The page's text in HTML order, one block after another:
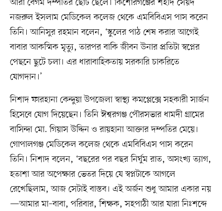
নজরুল ইসলাম মেডিকেল কলেজ থেকে এমবিবিএস পাস করেন
তিনি। আনিসুর রহমান বলেন, ‘স্কুলের পাঠ শেষ করার আগেই
বাবার আকস্মিক মৃত্যু, তারপর বাকি জীবন উনার প্রতিটা স্বপ্নের
পেছনে ছুটে চলা। এর ধারাবাহিকতায় সরকারি চাকরিতে
যোগদান।’
নিশাদ ফারহানা কেন্দুয়া উপজেলা স্বাস্থ্য কমপ্লেক্সে সহকারী সার্জন
হিসেবে যোগ দিয়েছেন। তিনি ঈশ্বরগঞ্জ পৌরসভার ধামদী গ্রামের
বাসিন্দা মো. গিয়াস উদ্দিন ও রায়হানা আক্তার দম্পতির মেয়ে।
গোপালগঞ্জ মেডিকেল কলেজ থেকে এমবিবিএস পাস করেন
তিনি। নিশাদ বলেন, ‘বছরের পর বছর নির্ঘুম রাত, অসংখ্য ত্যাগ,
হতাশা আর অপেক্ষার ভেতর দিয়ে যে স্বপ্নটাকে আগলে
রেখেছিলাম, আজ সেটাই বাস্তব। এই অর্জন শুধু আমার একার নয়
—আমার মা–বাবা, পরিবার, শিক্ষক, সহপাঠী আর যারা নিঃশব্দে